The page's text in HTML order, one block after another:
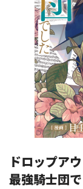
ドロップア
最強騎士団